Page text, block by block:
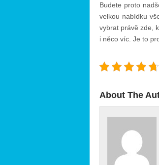
Budete proto
velkou nabídku
vybrat právě zde,
i něco víc. Je to
About The